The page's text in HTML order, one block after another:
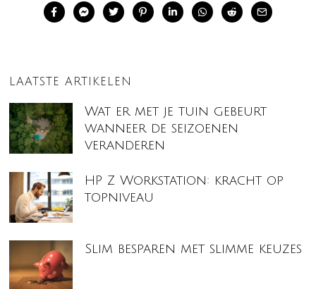
LAATSTE ARTIKELEN
Wat er met je tuin gebeurt
wanneer de seizoenen
veranderen
HP Z Workstation: kracht op
topniveau
Slim besparen met slimme keuzes